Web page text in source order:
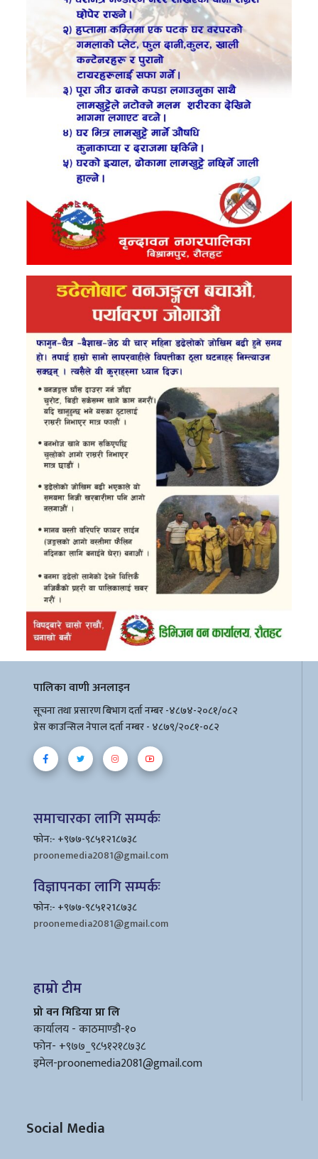
पालिका वाणी अनलाइन
सूचना तथा प्रसारण बिभाग दर्ता नम्बर -४८७४-२०८१/०८२
प्रेस काउन्सिल नेपाल दर्ता नम्बर - ४८७९/२०८१-०८२
समाचारका लागि सम्पर्कः
फोन:- +९७७-९८५१२1८७३८
proonemedia2081@gmail.com
विज्ञापनका लागि सम्पर्कः
फोन:- +९७७-९८५१२1८७३८
proonemedia2081@gmail.com
हाम्रो टीम
प्रो वन मिडिया प्रा लि
कार्यालय - काठमाण्डौ-१०
फोन- +९७७_९८५१२१८७३८
इमेल-proonemedia2081@gmail.com
Social Media